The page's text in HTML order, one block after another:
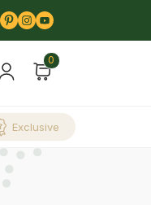
0
Exclusive